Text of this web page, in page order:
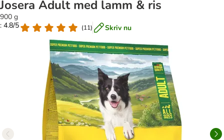
Josera Adult med lamm & ris
900 g
: 4.8/5
(11) Skriv nu